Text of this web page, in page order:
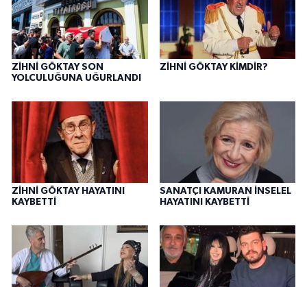
ZİHNİ GÖKTAY SON
YOLCULUĞUNA UĞURLANDI
ZİHNİ GÖKTAY KİMDİR?
ZİHNİ GÖKTAY HAYATINI
KAYBETTİ
SANATÇI KAMURAN İNSELEL
HAYATINI KAYBETTİ